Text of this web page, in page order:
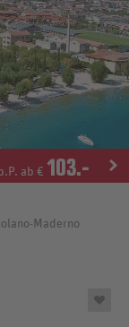
ab € 103.-
Maderno